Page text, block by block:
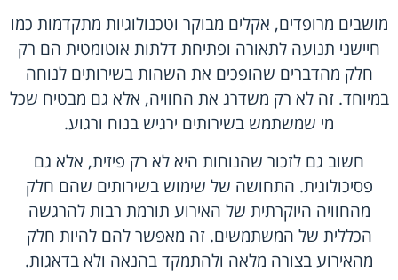
מושבים מרופדים, אקלים מבוקר וטכנולוגיות מתקדמות כמו
חיישני תנועה לתאורה ופתיחת דלתות אוטומטית הם רק
חלק מהדברים שהופכים את השהות בשירותים לנוחה
במיוחד. זה לא רק משדרג את החוויה, אלא גם מבטיח שכל
מי שמשתמש בשירותים ירגיש בנוח ורגוע.
חשוב גם לזכור שהנוחות היא לא רק פיזית, אלא גם
פסיכולוגית. התחושה של שימוש בשירותים שהם חלק
מהחוויה היוקרתית של האירוע תורמת רבות להרגשה
הכללית של המשתמשים. זה מאפשר להם להיות חלק
מהאירוע בצורה מלאה ולהתמקד בהנאה ולא בדאגות.